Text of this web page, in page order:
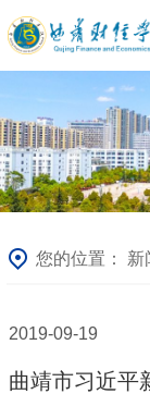
您的位置： 新
2019-09-19
曲靖市习近平